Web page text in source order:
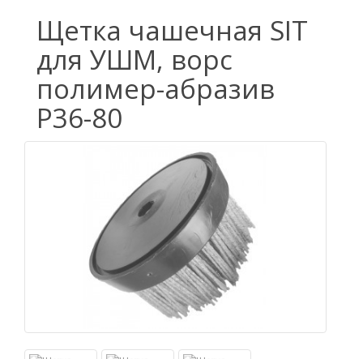
Щетка чашечная SIT
для УШМ, ворс
полимер-абразив
P36-80